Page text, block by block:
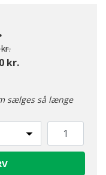
fra
til
kr.
sælges så længe